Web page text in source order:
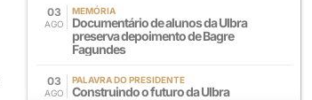
03
AGO
MEMÓRIA
Documentário de alunos da Ulbra
preserva depoimento de Bagre
Fagundes
03
AGO
PALAVRA DO PRESIDENTE
Construindo o futuro da Ulbra